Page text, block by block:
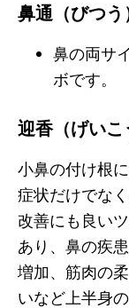
鼻通（びつう
鼻の両サ
ボです。
迎香（げいこ
小鼻の付け根
症状だけでな
改善にも良い
あり、鼻の疾
増加、筋肉の
いなど上半身